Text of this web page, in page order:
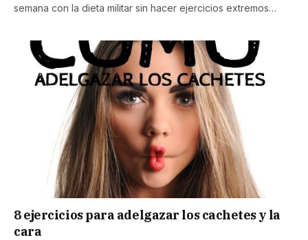
semana con la dieta militar sin hacer ejercicios extremos…
8 ejercicios para adelgazar los cachetes y la
cara